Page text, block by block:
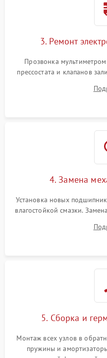
3. Ремонт
Прозвонка
прессостата и клапанов
Восстановление
4. Замена
Установка новых
влагостойкой смазки.
или
5. Сборка и
Монтаж всех узлов в
пружины и